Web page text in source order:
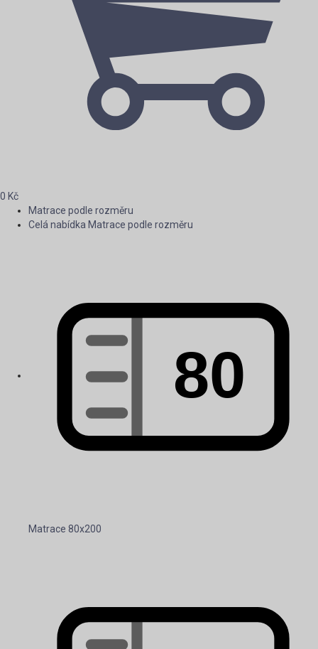
0 Kč
Matrace podle rozměru
Celá nabídka Matrace podle rozměru
Matrace 80x200